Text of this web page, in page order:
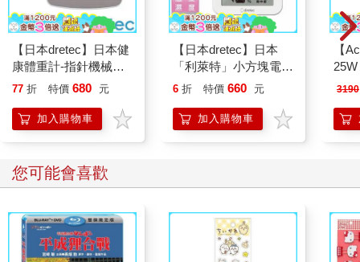
【日本dretec】日本健
康體重計-指針機械式-
灰色(BS-306GYKO)
77 折 特價 680 元
加入購物車
【日本dretec】日本
「利萊特」小方塊電子
式溫濕度計-白色(O-
6 折 特價 660 元
加入購物車
【
電
3190
您可能會喜歡